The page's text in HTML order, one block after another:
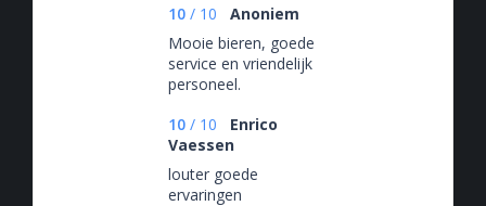
10 / 10
Anoniem
Mooie bieren, goede
service en vriendelijk
personeel.
10 / 10
Enrico
Vaessen
louter goede
ervaringen